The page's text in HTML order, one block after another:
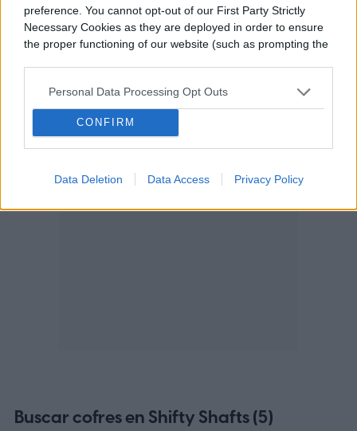
preference. You cannot opt-out of our First Party Strictly
Necessary Cookies as they are deployed in order to ensure
the proper functioning of our website (such as prompting the
Personal Data Processing Opt Outs
CONFIRM
Data Deletion Data Access Privacy Policy
Buscar cofres en Shifty Shafts (5)